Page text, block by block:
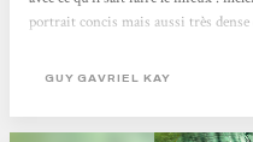
portrait concis mais aussi très dense
l’empereur aux steppes sauvages
GUY GAVRIEL KAY